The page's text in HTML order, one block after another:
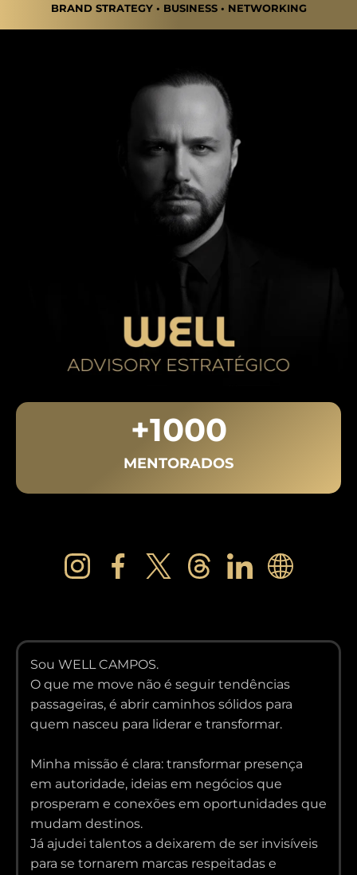
BRAND STRATEGY • BUSINESS • NETWORKING
MENTORADOS
+1000
Sou WELL CAMPOS.
O que me move não é seguir tendências
passageiras, é abrir caminhos sólidos para
quem nasceu para liderar e transformar.
Minha missão é clara: transformar presença
em autoridade, ideias em negócios que
prosperam e conexões em oportunidades que
mudam destinos.
Já ajudei talentos a deixarem de ser invisíveis
para se tornarem marcas respeitadas e